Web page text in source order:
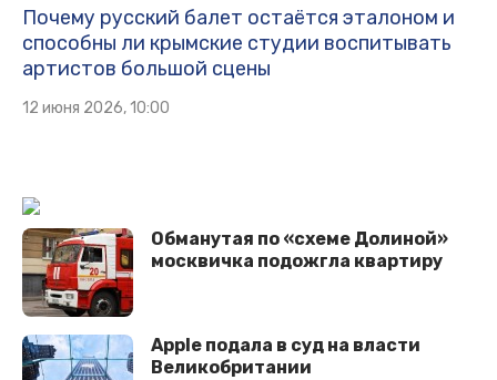
Почему русский балет остаётся эталоном и
способны ли крымские студии воспитывать
артистов большой сцены
12 июня 2026, 10:00
Обманутая по «схеме Долиной»
москвичка подожгла квартиру
Apple подала в суд на власти
Великобритании